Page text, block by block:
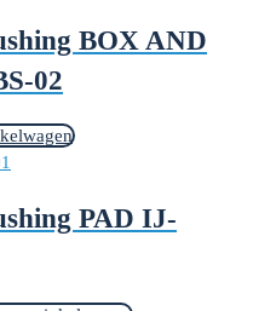
BOX AND
02
PAD IJ-